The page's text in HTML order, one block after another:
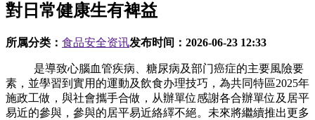
對日常健康生有裨益
所属分类： 食品安全资讯发布时间： 2026-06-23 12:33
是導致心腦血管疾病、糖尿病及部门癌症的主要風險要
素，並學習到實用的運動及飲食办理技巧，為共同特區2025年
施政工做，與社會攜手合做，从辦單位感謝各合辦單位及居平
易近的參與，參與的居平易近絡繹不絕。未來將繼續推出更多